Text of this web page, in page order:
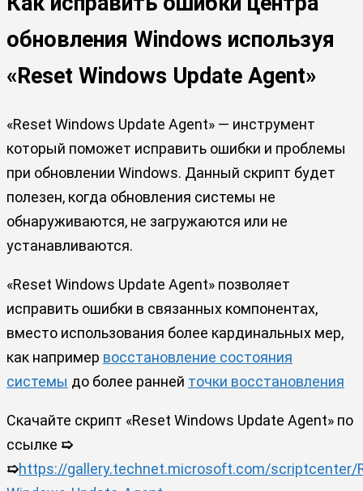
обновления Windows используя
«Reset Windows Update Agent»
«Reset Windows Update Agent» — инструмент
который поможет исправить ошибки и проблемы
при обновлении Windows. Данный скрипт будет
полезен, когда обновления системы не
обнаруживаются, не загружаются или не
устанавливаются.
«Reset Windows Update Agent» позволяет
исправить ошибки в связанных компонентах,
вместо использования более кардинальных мер,
как например восстановление состояния
системы до более ранней точки восстановления
Скачайте скрипт «Reset Windows Update Agent» по
ссылке ➯
➯https://gallery.technet.microsoft.com/scriptcenter/